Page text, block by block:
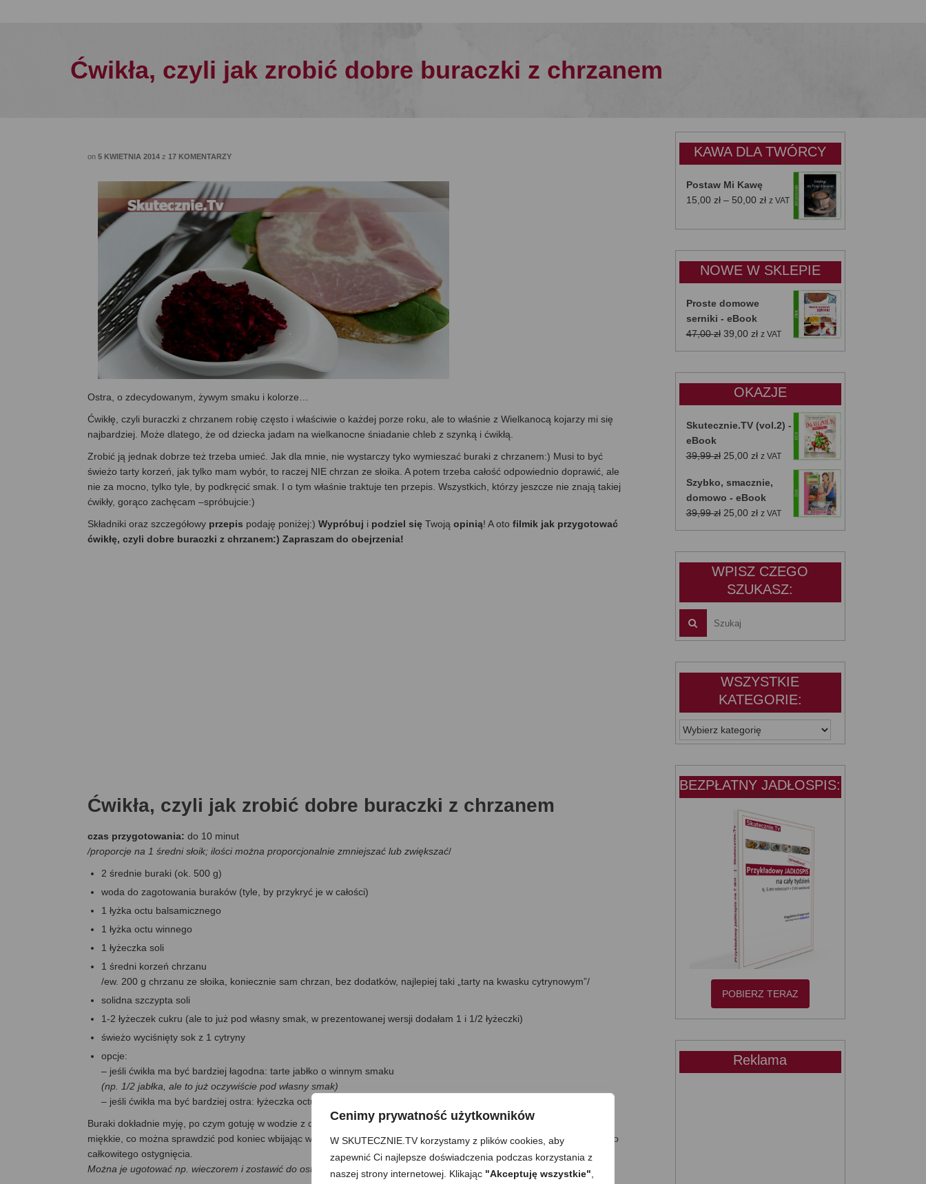
Cenimy prywatność użytkowników
W SKUTECZNIE.TV korzystamy z plików cookies, aby
zapewnić Ci najlepsze doświadczenia podczas korzystania z
naszej strony internetowej. Klikając "Akceptuję wszystkie"
Ćwikła, czyli jak zrobić dobre buraczki z chrzanem
on 5 KWIETNIA 2014 z 17 KOMENTARZY
Ostra, o zdecydowanym, żywym smaku i kolorze…
Ćwikłę, czyli buraczki z chrzanem robię często i właściwie o każdej porze roku, ale to właśnie z Wielkanocą kojarzy mi się
najbardziej. Może dlatego, że od dziecka jadam na wielkanocne śniadanie chleb z szynką i ćwikłą.
Zrobić ją jednak dobrze też trzeba umieć. Jak dla mnie, nie wystarczy tyko wymieszać buraki z chrzanem:) Musi to być
świeżo tarty korzeń, jak tylko mam wybór, to raczej NIE chrzan ze słoika. A potem trzeba całość odpowiednio doprawić, ale
nie za mocno, tylko tyle, by podkręcić smak. I o tym właśnie traktuje ten przepis. Wszystkich, którzy jeszcze nie znają takiej
ćwikły, gorąco zachęcam –spróbujcie:)
Składniki oraz szczegółowy przepis podaję poniżej:) Wypróbuj i podziel się Twoją opinią! A oto filmik jak przygotować
ćwikłę, czyli dobre buraczki z chrzanem:) Zapraszam do obejrzenia!
Ćwikła, czyli jak zrobić dobre buraczki z chrzanem
czas przygotowania: do 10 minut
/proporcje na 1 średni słoik; ilości można proporcjonalnie zmniejszać lub zwiększać/
2 średnie buraki (ok. 500 g)
woda do zagotowania buraków (tyle, by przykryć je w całości)
1 łyżka octu balsamicznego
1 łyżka octu winnego
1 łyżeczka soli
1 średni korzeń chrzanu
/ew. 200 g chrzanu ze słoika, koniecznie sam chrzan, bez dodatków, najlepiej taki „tarty na kwasku cytrynowym”/
solidna szczypta soli
1-2 łyżeczek cukru (ale to już pod własny smak, w prezentowanej wersji dodałam 1 i 1/2 łyżeczki)
świeżo wyciśnięty sok z 1 cytryny
opcje:
– jeśli ćwikła ma być bardziej łagodna: tarte jabłko o winnym smaku
(np. 1/2 jabłka, ale to już oczywiście pod własny smak)
– jeśli ćwikła ma być bardziej ostra: łyżeczka octu winnego
Buraki dokładnie myję, po czym gotuję w wodzie z dodatkiem obu octów –na małym ogniu przez ok. 40 minut, aż będą
miękkie, co można sprawdzić pod koniec wbijając w nie czubek ostrego noża;) Ugotowane wyjmuję z wody i zostawiam do
całkowitego ostygnięcia.
Można je ugotować np. wieczorem i zostawić do ostygnięcia przez noc.
KAWA DLA TWÓRCY
Postaw Mi Kawę
15,00 zł – 50,00 złZakres
od
do
50,00 zł
z VAT
NOWE W SKLEPIE
Proste domowe
serniki - eBook
47,00zł Pierwotna
cena
39,00 złAktualna
cena
z VAT
OKAZJE
Skutecznie.TV (vol.2) -
eBook
39,99zł Pierwotna
wynosiła:
39,99 zł.
25,00 złAktualna
wynosi:
25,00 zł.
z VAT
Szybko, smacznie,
domowo - eBook
39,99zł Pierwotna
cena
25,00 złAktualna
cena
z VAT
WPISZ CZEGO
SZUKASZ:
WSZYSTKIE
KATEGORIE:
WSZYSTKIE
KATEGORIE:
BEZPŁATNY JADŁOSPIS:
POBIERZ TERAZ
Reklama